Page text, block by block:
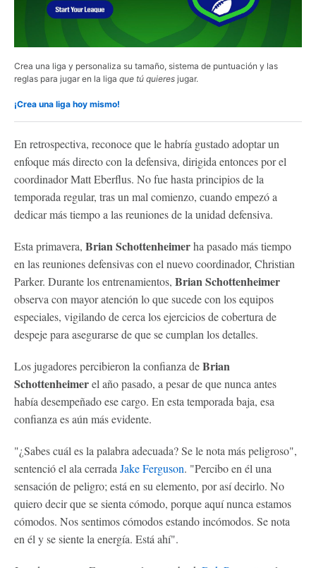
Crea una liga y personaliza su tamaño, sistema de puntuación y las
reglas para jugar en la liga que tú quieres jugar.
¡Crea una liga hoy mismo!
En retrospectiva, reconoce que le habría gustado adoptar un
enfoque más directo con la defensiva, dirigida entonces por el
coordinador Matt Eberflus. No fue hasta principios de la
temporada regular, tras un mal comienzo, cuando empezó a
dedicar más tiempo a las reuniones de la unidad defensiva.
Esta primavera, Brian Schottenheimerha pasado más tiempo
en las reuniones defensivas con el nuevo coordinador, Christian
Parker. Durante los entrenamientos, Brian Schottenheimer
observa con mayor atención lo que sucede con los equipos
especiales, vigilando de cerca los ejercicios de cobertura de
despeje para asegurarse de que se cumplan los detalles.
Los jugadores percibieron la confianza deBrian
Schottenheimerel año pasado, a pesar de que nunca antes
había desempeñado ese cargo. En esta temporada baja, esa
confianza es aún más evidente.
"¿Sabes cuál es la palabra adecuada? Se le nota más peligroso",
sentenció el ala cerrada Jake Ferguson. "Percibo en él una
sensación de peligro; está en su elemento, por así decirlo. No
quiero decir que se sienta cómodo, porque aquí nunca estamos
cómodos. Nos sentimos cómodos estando incómodos. Se nota
en él y se siente la energía. Está ahí".